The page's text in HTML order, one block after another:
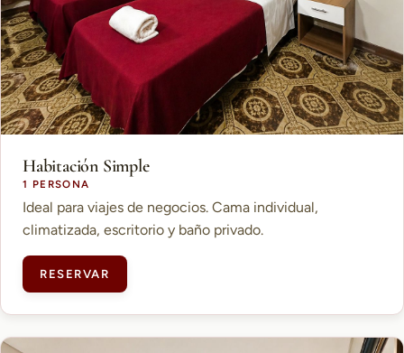
Habitación Simple
1 PERSONA
Ideal para viajes de negocios. Cama individual,
climatizada, escritorio y baño privado.
RESERVAR